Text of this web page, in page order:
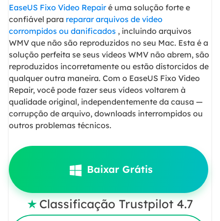
EaseUS Fixo Video Repairé uma solução forte e
confiável para reparar arquivos de vídeo
corrompidos ou danificados , incluindo arquivos
WMV que não são reproduzidos no seu Mac. Esta é a
solução perfeita se seus vídeos WMV não abrem, são
reproduzidos incorretamente ou estão distorcidos de
qualquer outra maneira. Com o EaseUS Fixo Video
Repair, você pode fazer seus vídeos voltarem à
qualidade original, independentemente da causa —
corrupção de arquivo, downloads interrompidos ou
outros problemas técnicos.
Baixar Grátis
 Classificação Trustpilot 4.7